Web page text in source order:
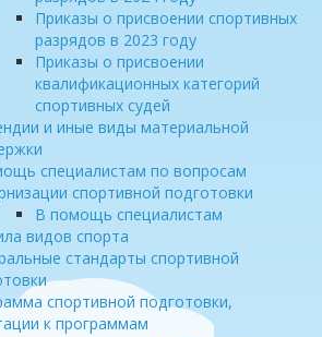
Приказы о присвоении спортивных
разрядов в 2023 году
Приказы о присвоении
квалификационных категорий
спортивных судей
и иные виды материальной
специалистам по вопросам
спортивной подготовки
В помощь специалистам
видов спорта
стандарты спортивной
спортивной подготовки,
к программам